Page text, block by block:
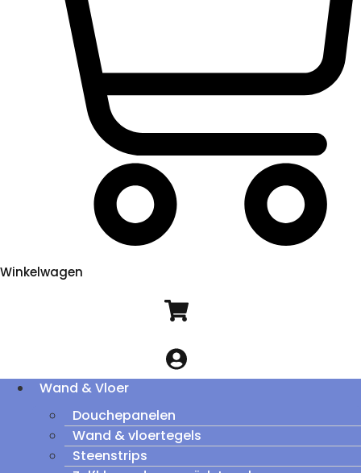
Winkelwagen
Wand & Vloer
Douchepanelen
Wand & vloertegels
Steenstrips